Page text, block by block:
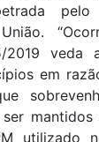
2019 veda
em
utilizado